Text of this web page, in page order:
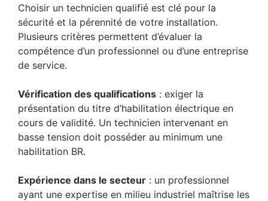
Choisir un technicien qualifié est clé pour la
sécurité et la pérennité de votre installation.
Plusieurs critères permettent d’évaluer la
compétence d’un professionnel ou d’une entreprise
de service.
Vérification des qualifications : exiger la
présentation du titre d’habilitation électrique en
cours de validité. Un technicien intervenant en
basse tension doit posséder au minimum une
habilitation BR.
Expérience dans le secteur : un professionnel
ayant une expertise en milieu industriel maîtrise les